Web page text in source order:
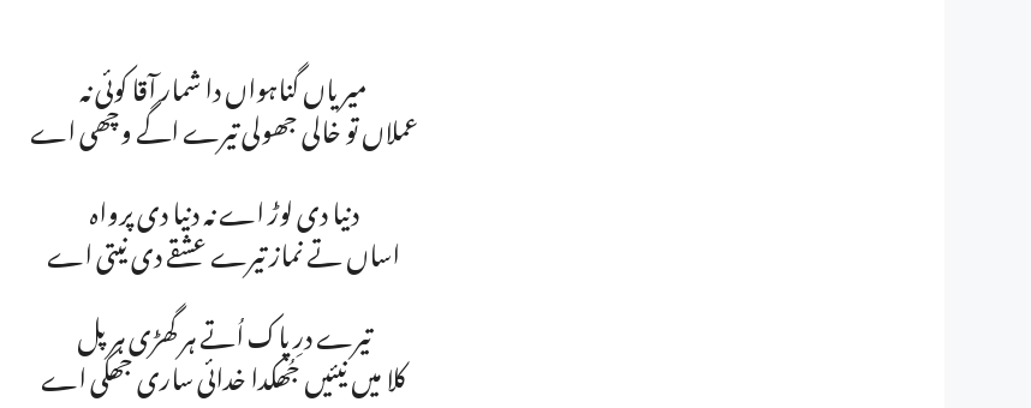
میریاں گناہواں دا شمار آقا کوئی نہ
عملاں تو خالی جھولی تیرے اگے وچھی اے
دنیا دی لوڑ اے نہ دنیا دی پرواہ
اساں تے نماز تیرے عشقے دی نیتی اے
تیرے درِ پاک اُتے ہر گھڑی ہر پل
کلا میں نیئیں جُھکدا خدائی ساری جھکی اے